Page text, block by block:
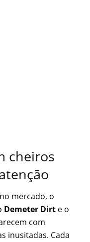
cheiros
mercado, o
Demeter Dirt e o
com
inusitadas. Cada